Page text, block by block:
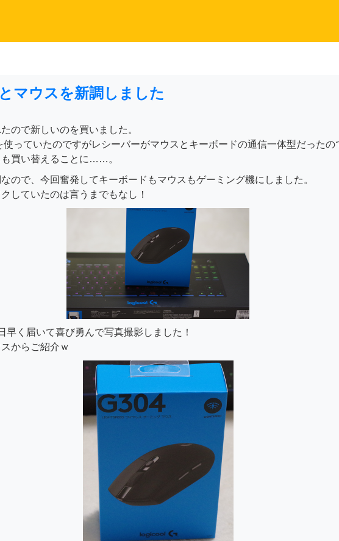
マウスを新調しました
ので新しいのを買いました。
使っていたのですがレシーバーがマウスとキーボードの通信一体型だったの
も買い替えることに……。
ので、今回奮発してキーボードもマウスもゲーミング機にしました。
していたのは言うまでもなし！
早く届いて喜び勇んで写真撮影しました！
からご紹介ｗ